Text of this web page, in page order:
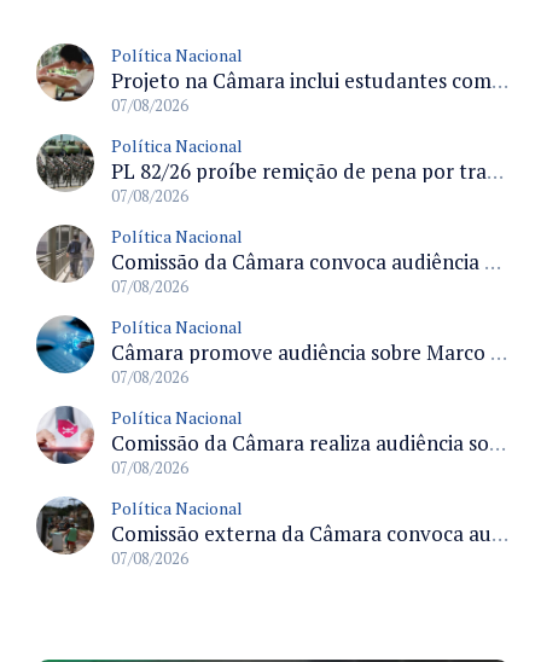
Política Nacional
Projeto na Câmara inclui estudantes com deficiência no regime escolar especial da LDB e estabelece critérios para frequência
07/08/2026
Política Nacional
PL 82/26 proíbe remição de pena por trabalho em funções militares para condenados por crimes contra o Estado Democrático de Direito
07/08/2026
Política Nacional
Comissão da Câmara convoca audiência para discutir misoginia nas escolas e universidades após divulgação de listas misóginas
07/08/2026
Política Nacional
Câmara promove audiência sobre Marco de Fomento à Economia Digital e impactos da inteligência artificial
07/08/2026
Política Nacional
Comissão da Câmara realiza audiência sobre apostas online para medir o tamanho do mercado ilegal
07/08/2026
Política Nacional
Comissão externa da Câmara convoca audiência pública sobre chuvas na Zona da Mata de Minas Gerais e impactos em Juiz de Fora
07/08/2026